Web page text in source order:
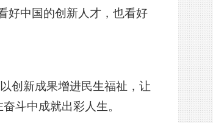
好中国的创新人才，也看好
创新成果增进民生福祉，让
斗中成就出彩人生。